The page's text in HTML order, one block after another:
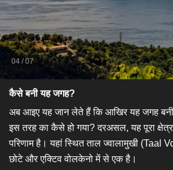
04 /07
कैसे बनी यह जगह?
अब आइए यह जान लेते हैं कि आखिर यह जगह
इस तरह का कैसे हो गया? दरअसल, यह पूरा क्षेत्र
परिणाम है। यहां स्थित ताल ज्वालामुखी (Taal
छोटे और एक्टिव वोलकेनो में से एक है।